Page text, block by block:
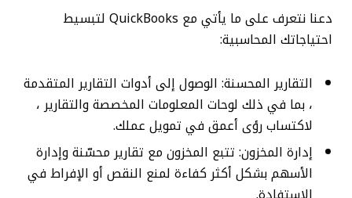
دعنا نتعرف على ما يأتي مع QuickBooks لتبسيط
احتياجاتك المحاسبية:
التقارير المحسنة: الوصول إلى أدوات التقارير المتقدمة
، بما في ذلك لوحات المعلومات المخصصة والتقارير ،
لاكتساب رؤى أعمق في تمويل عملك.
إدارة المخزون: تتبع المخزون مع تقارير محسّنة وإدارة
الأسهم بشكل أكثر كفاءة لمنع النقص أو الإفراط في